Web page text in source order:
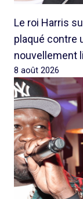
Le roi Harris
plaqué contre
nouvellement
8 août 2026